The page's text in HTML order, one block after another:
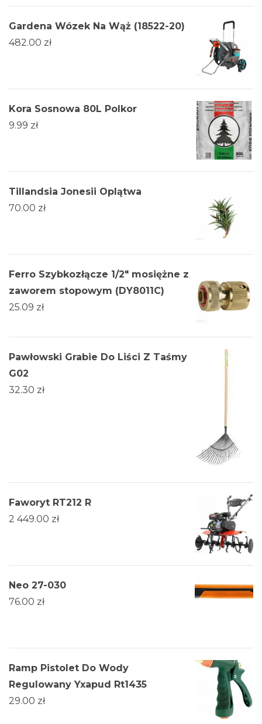
Gardena Wózek Na Wąż (18522-20)
482.00 zł
Kora Sosnowa 80L Polkor
9.99 zł
Tillandsia Jonesii Oplątwa
70.00 zł
Ferro Szybkozłącze 1/2" mosiężne z
zaworem stopowym (DY8011C)
25.09 zł
Pawłowski Grabie Do Liści Z Taśmy
G02
32.30 zł
Faworyt RT212 R
2 449.00 zł
Neo 27-030
76.00 zł
Ramp Pistolet Do Wody
Regulowany Yxapud Rt1435
29.00 zł